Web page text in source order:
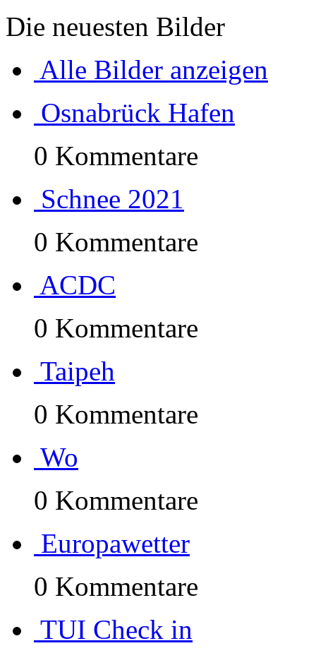
Die neuesten Bilder
Alle Bilder anzeigen
Osnabrück Hafen
0 Kommentare
Schnee 2021
0 Kommentare
ACDC
0 Kommentare
Taipeh
0 Kommentare
Wo
0 Kommentare
Europawetter
0 Kommentare
TUI Check in